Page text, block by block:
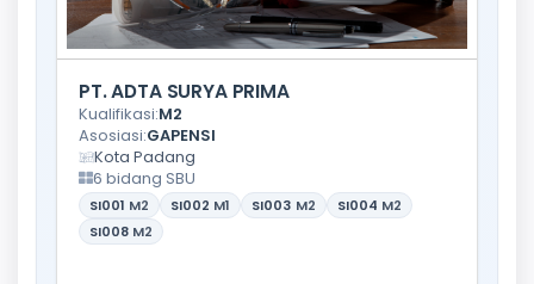
PT. ADTA SURYA PRIMA
Kualifikasi:M2
Asosiasi:GAPENSI
Kota Padang
6 bidang SBU
SI001 M2 SI002 M1 SI003 M2 SI004 M2
SI008 M2